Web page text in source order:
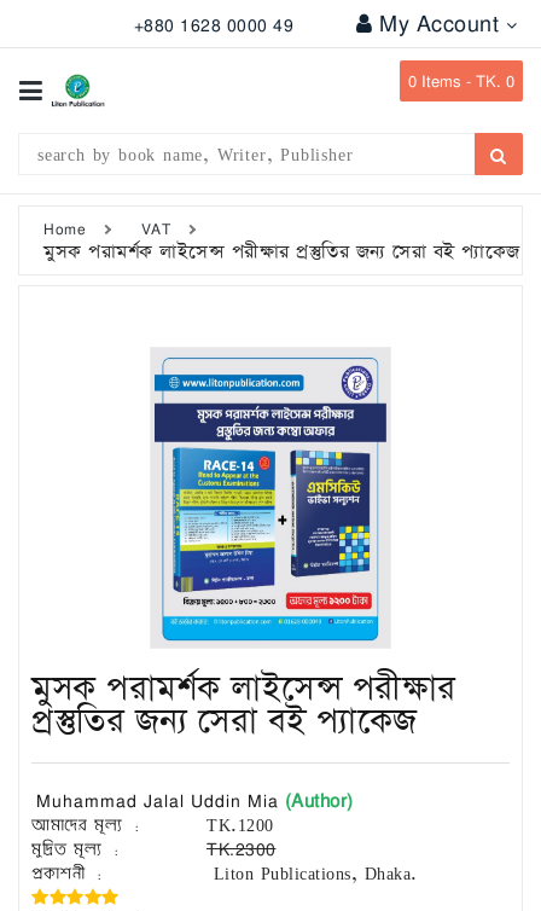
+880 1628 0000 49 My Account
0 Items -TK. 0
Categories
Publication
Islamic
Books
Building
Construction
&
Civil
Engineering
Home VAT
মুসক পরামর্শক লাইসেন্স পরীক্ষার প্রস্তুতির জন্য সেরা বই প্যাকেজ
মুসক পরামর্শক লাইসেন্স পরীক্ষার
প্রস্তুতির জন্য সেরা বই প্যাকেজ
Muhammad Jalal Uddin Mia (Author)
আমাদের মূল্য : TK.1200
মুদ্রিত মূল্য :
TK.2300
প্রকাশনী :
Liton Publications, Dhaka.